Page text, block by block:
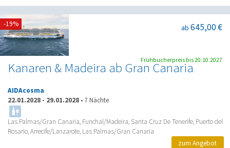
Kanaren & Madeira ab Gran Canaria
ab 645,00 €
AIDAcosma
22.01.2028 - 29.01.2028 • 7 Nächte
Las Palmas/Gran Canaria, Funchal/Madeira, Santa Cruz De Tenerife, Puerto del
Rosario, Arrecife/Lanzarote, Las Palmas/Gran Canaria
-19%
Frühbucherpreis bis 20.10.2027
zum Angebot